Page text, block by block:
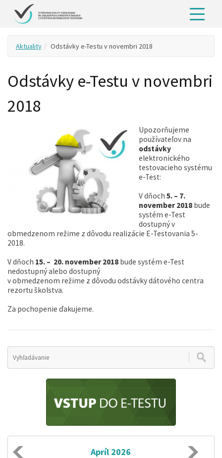
Aktuality Odstávky e-Testu v novembri 2018
Odstávky e-Testu v novembri
2018
Upozorňujeme
používateľov na
odstávky
elektronického
testovacieho systému
e-Test:
V dňoch 5. – 7.
november 2018 bude
systém e-Test
dostupný v
obmedzenom režime z dôvodu realizácie E-Testovania 5-
2018.
V dňoch 15. – 20. november 2018 bude systém e-Test
nedostupný alebo dostupný
v obmedzenom režime z dôvodu odstávky dátového centra
rezortu školstva.
Za pochopenie ďakujeme.
Apríl 2026